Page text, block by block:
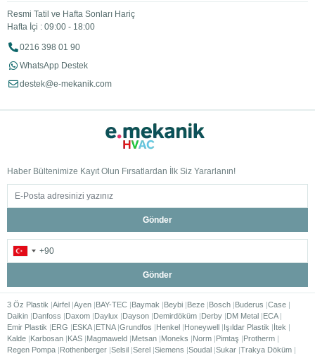
Resmi Tatil ve Hafta Sonları Hariç
Hafta İçi : 09:00 - 18:00
0216 398 01 90
WhatsApp Destek
destek@e-mekanik.com
Haber Bültenimize Kayıt Olun Fırsatlardan İlk Siz Yararlanın!
Gönder
Gönder
3 Öz Plastik Airfel Ayen BAY-TEC Baymak Beybi Beze Bosch Buderus Case
Daikin Danfoss Daxom Daylux Dayson Demirdöküm Derby DM Metal ECA
Emir Plastik
ERG ESKA ETNA Grundfos Henkel Honeywell Işıldar Plastik
İtek
Kalde Karbosan KAS Magmaweld Metsan Moneks Norm Pimtaş
Protherm
Regen Pompa Rothenberger Selsil Serel Siemens Soudal Sukar Trakya Döküm